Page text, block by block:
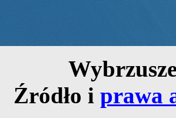
Źródło i prawa